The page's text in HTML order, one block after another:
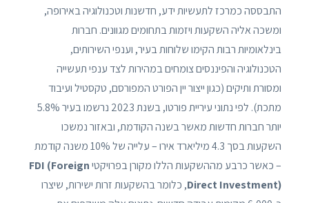
התבססה כמרכז לתעשיות ידע, חדשנות וטכנולוגיה באירופה,
ומשכה אליה השקעות ויזמות בתחומים מגוונים. חברות
בינלאומיות רבות הקימו שלוחות בעיר, וענפי השירותים,
הטכנולוגיה והפיננסים צומחים במהירות לצד ענפי תעשייה
ומסורת ותיקים (כגון ייצור יין הפורט המפורסם, טקסטיל ועיבוד
מתכת). לפי נתוני עיריית פורטו, בשנת 2023 נרשמו בעיר 5.8%
יותר חברות חדשות מאשר בשנה הקודמת, ובאזור נמשכו
השקעות בסך 4.3 מיליארד אירו – עלייה של 10% משנה קודמת
– כאשר כרבע מההשקעות הללו מקורן בפרויקטיFDI (Foreign
Direct Investment), כלומר בהשקעות זרות ישירות, שיצרו